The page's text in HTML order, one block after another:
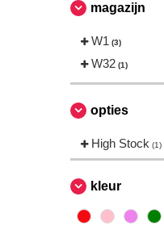
magazijn
W1 (3)
W32 (1)
opties
High Stock (1)
kleur